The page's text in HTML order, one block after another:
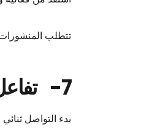
تتطلب المنشورات
7-
بدء التواصل